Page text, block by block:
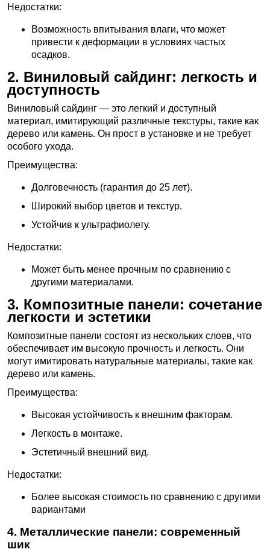
Недостатки:
Возможность впитывания влаги, что может
привести к деформации в условиях частых
осадков.
2. Виниловый сайдинг: легкость и
доступность
Виниловый сайдинг — это легкий и доступный
материал, имитирующий различные текстуры, такие как
дерево или камень. Он прост в установке и не требует
особого ухода.
Преимущества:
Долговечность (гарантия до 25 лет).
Широкий выбор цветов и текстур.
Устойчив к ультрафиолету.
Недостатки:
Может быть менее прочным по сравнению с
другими материалами.
3. Композитные панели: сочетание
легкости и эстетики
Композитные панели состоят из нескольких слоев, что
обеспечивает им высокую прочность и легкость. Они
могут имитировать натуральные материалы, такие как
дерево или камень.
Преимущества:
Высокая устойчивость к внешним факторам.
Легкость в монтаже.
Эстетичный внешний вид.
Недостатки:
Более высокая стоимость по сравнению с другими
вариантами
4. Металлические панели: современный
шик